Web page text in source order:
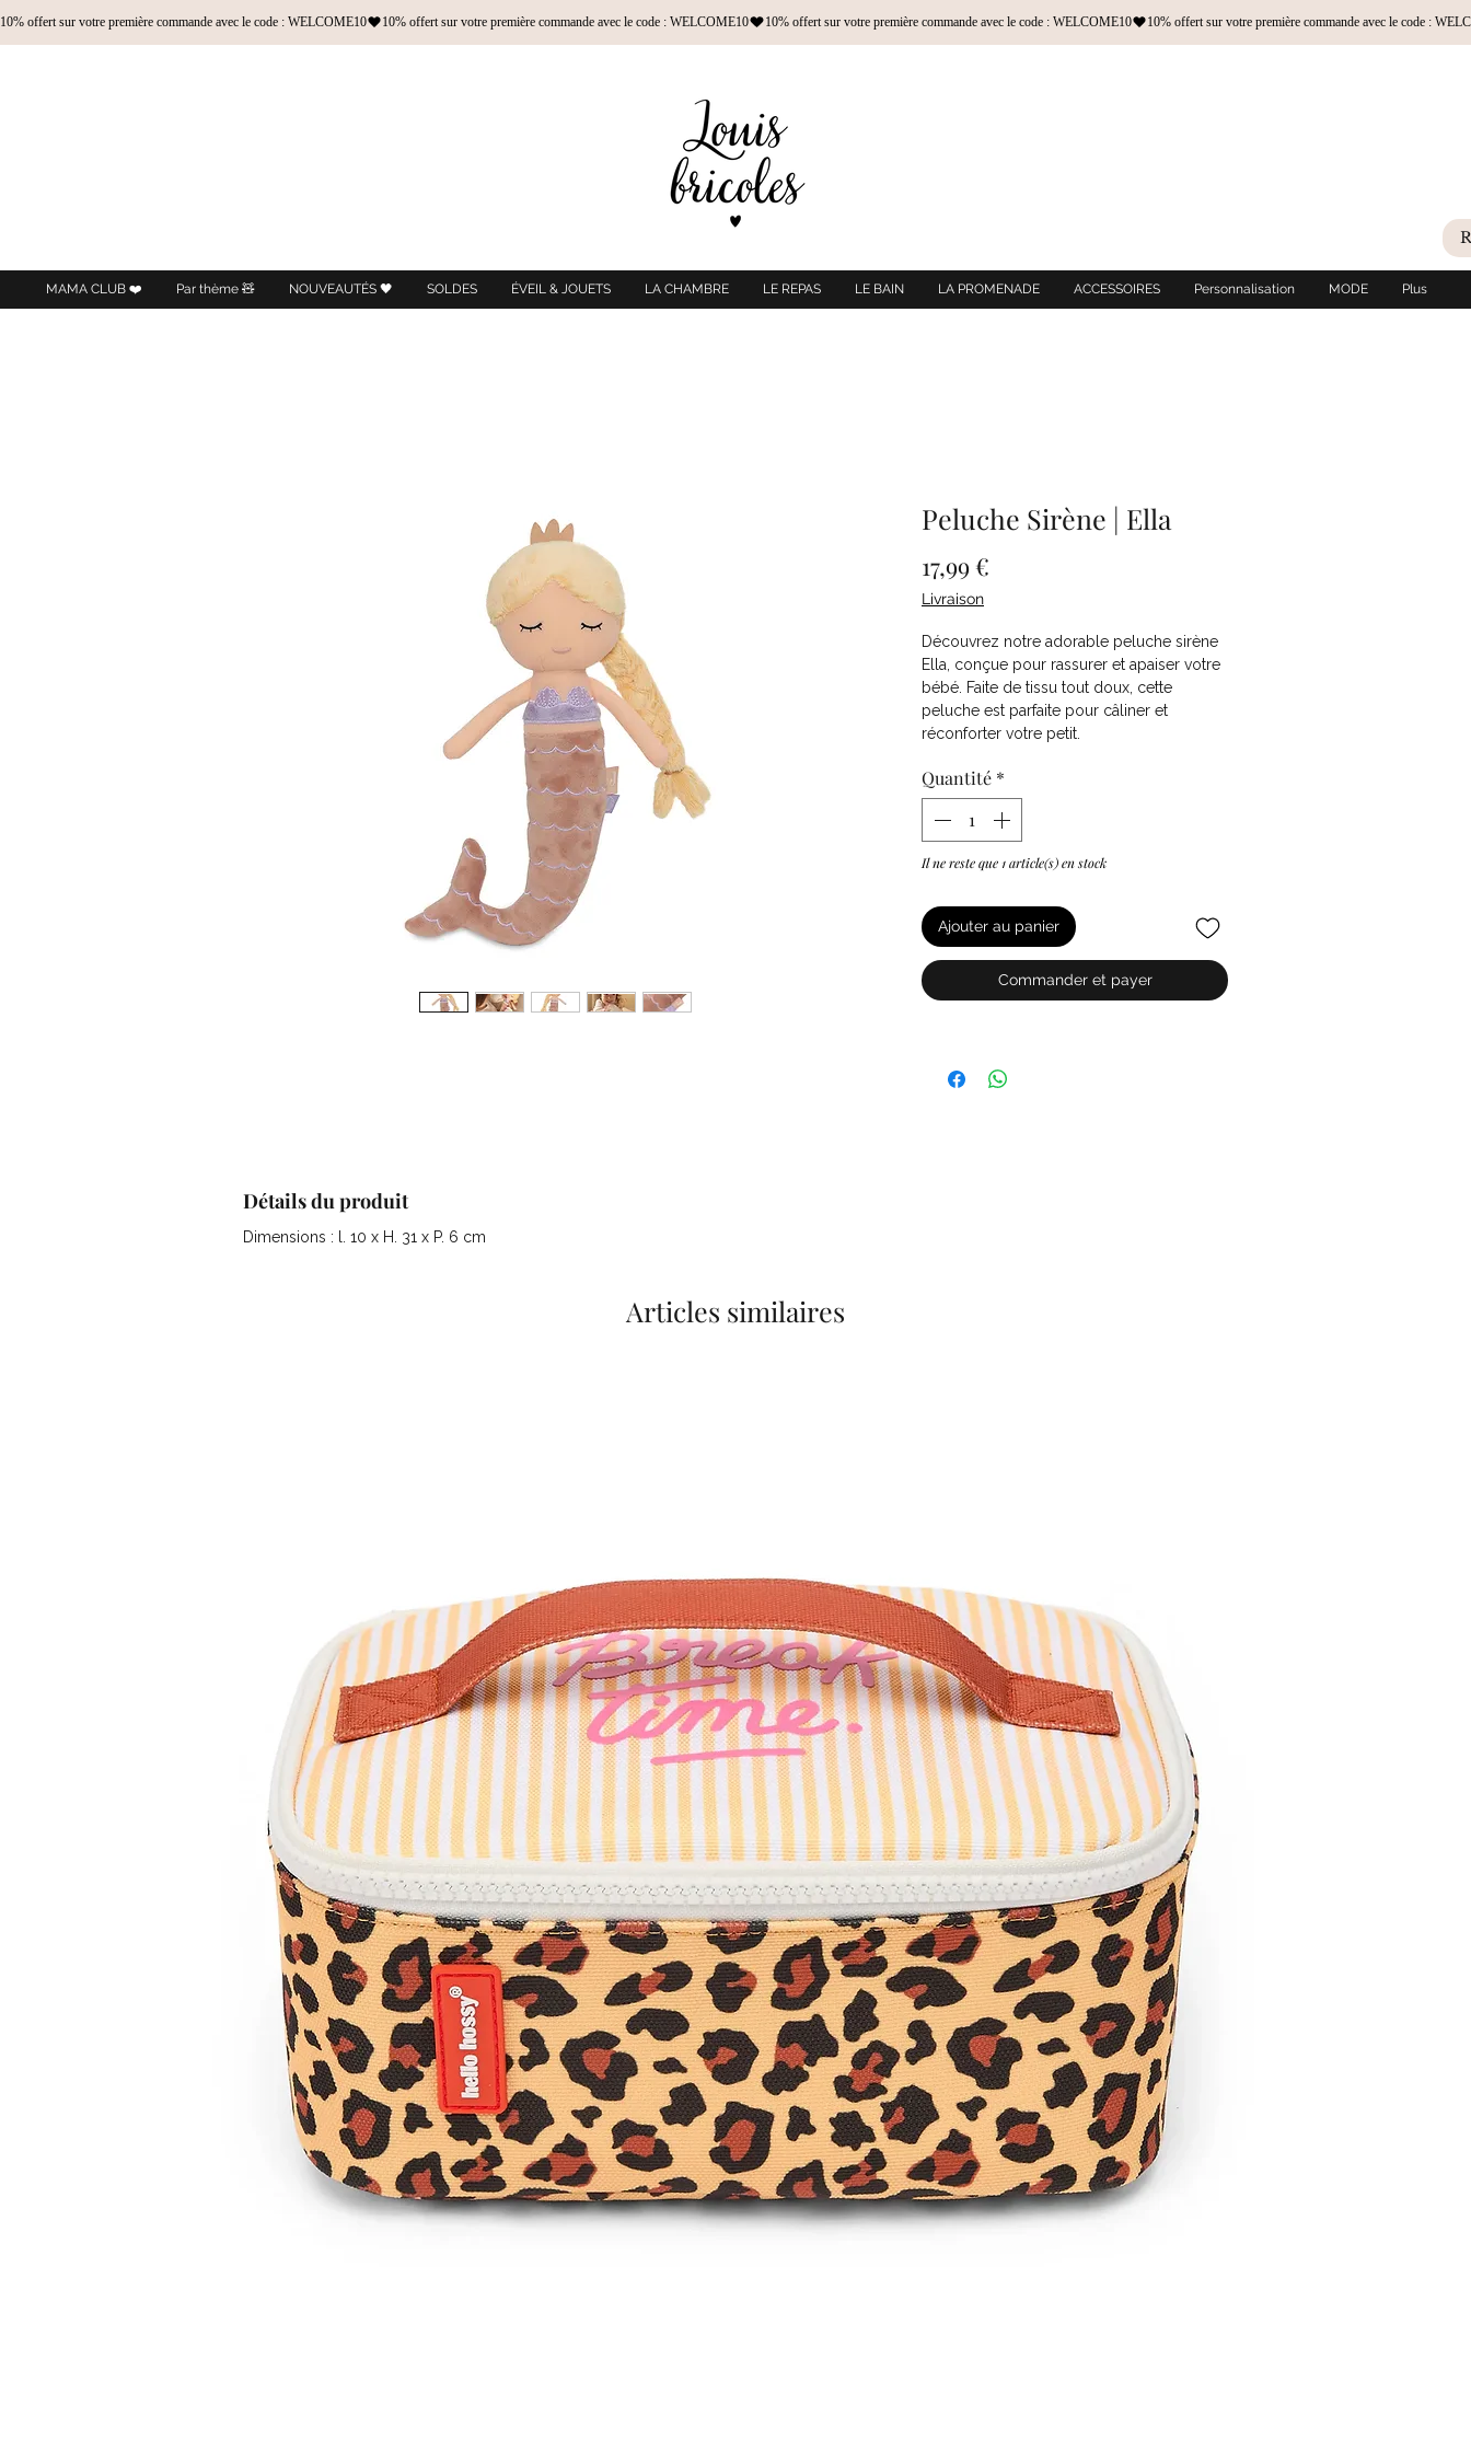
10% offert sur votre première commande avec le code : WELCOME10
MAMA CLUB ❤️ Par thème 🧸 NOUVEAUTÉS 🖤 SOLDES ÉVEIL & JOUETS LA CHAMBRE LE REPAS LE BAIN LA PROMENADE ACCESSOIRES Personnalisation MODE Plus
Peluche Sirène | Ella
17,99 €
Livraison
Découvrez notre adorable peluche sirène
Ella, conçue pour rassurer et apaiser votre
bébé. Faite de tissu tout doux, cette
peluche est parfaite pour câliner et
réconforter votre petit.
Quantité *
Il ne reste que 1 article(s) en stock
Ajouter au panier
Commander et payer
Détails du produit
Dimensions : l. 10 x H. 31 x P. 6 cm
Articles similaires